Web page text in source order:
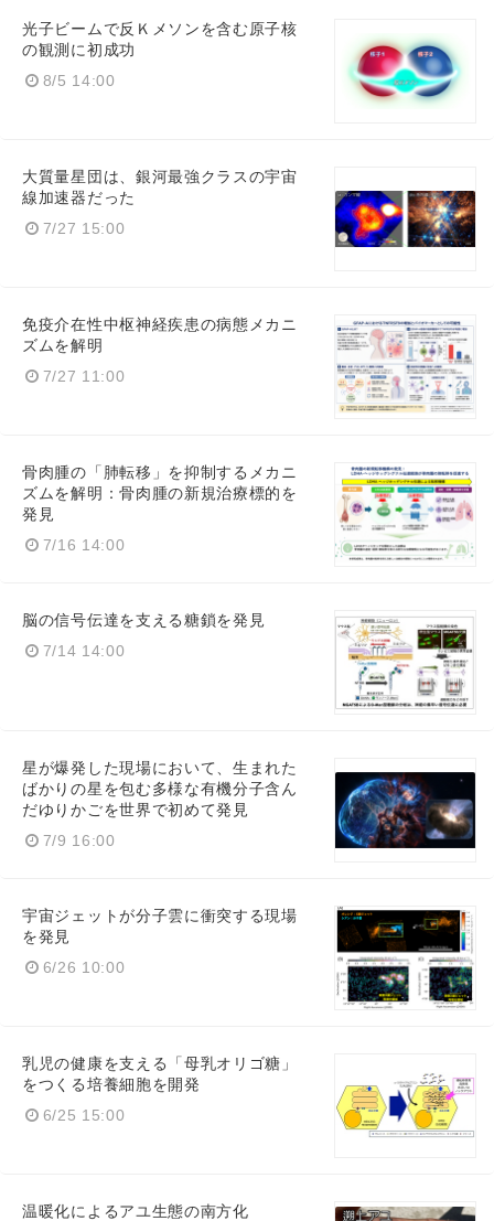
光子ビームで反Ｋメソンを含む原子核
の観測に初成功
8/5 14:00
大質量星団は、銀河最強クラスの宇宙
線加速器だった
7/27 15:00
免疫介在性中枢神経疾患の病態メカニ
ズムを解明
7/27 11:00
骨肉腫の「肺転移」を抑制するメカニ
ズムを解明：骨肉腫の新規治療標的を
発見
7/16 14:00
脳の信号伝達を支える糖鎖を発見
7/14 14:00
星が爆発した現場において、生まれた
ばかりの星を包む多様な有機分子含ん
だゆりかごを世界で初めて発見
7/9 16:00
宇宙ジェットが分子雲に衝突する現場
を発見
6/26 10:00
乳児の健康を支える「母乳オリゴ糖」
をつくる培養細胞を開発
6/25 15:00
温暖化によるアユ生態の南方化